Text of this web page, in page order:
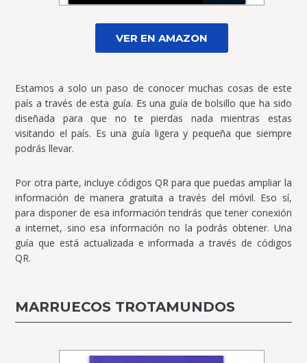
VER EN AMAZON
Estamos a solo un paso de conocer muchas cosas de este
país a través de esta guía. Es una guía de bolsillo que ha sido
diseñada para que no te pierdas nada mientras estas
visitando el país. Es una guía ligera y pequeña que siempre
podrás llevar.
Por otra parte, incluye códigos QR para que puedas ampliar la
información de manera gratuita a través del móvil. Eso sí,
para disponer de esa información tendrás que tener conexión
a internet, sino esa información no la podrás obtener. Una
guía que está actualizada e informada a través de códigos
QR.
MARRUECOS TROTAMUNDOS